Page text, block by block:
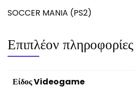
SOCCER MANIA (PS2)
Επιπλέον πληροφορίες
Είδος Videogame